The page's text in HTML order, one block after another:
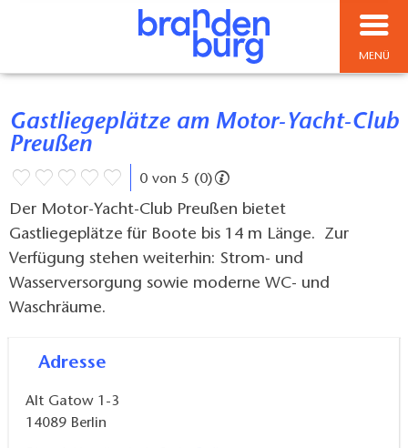
MENÜ
Gastliegeplätze am Motor-Yacht-Club
Preußen
0 von 5 (0)
Der Motor-Yacht-Club Preußen bietet
Gastliegeplätze für Boote bis 14 m Länge. Zur
Verfügung stehen weiterhin: Strom- und
Wasserversorgung sowie moderne WC- und
Waschräume.
Adresse
Alt Gatow 1-3
14089 Berlin